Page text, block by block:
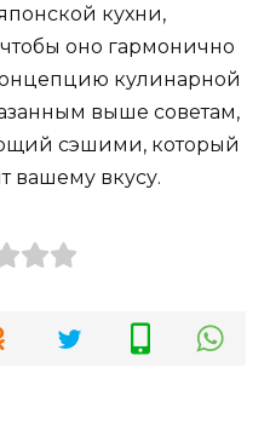
кухни,
оно гармонично
кулинарной
выше советам,
сэшими, который
вашему вкусу.